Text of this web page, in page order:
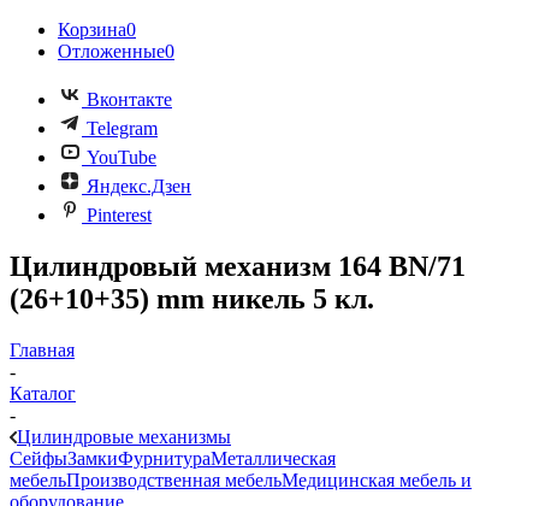
Корзина0
Отложенные0
Вконтакте
Telegram
YouTube
Яндекс.Дзен
Pinterest
Цилиндровый механизм 164 BN/71
(26+10+35) mm никель 5 кл.
Главная
-
Каталог
-
Цилиндровые механизмы
СейфыЗамкиФурнитураМеталлическая
мебельПроизводственная мебельМедицинская мебель и
оборудование